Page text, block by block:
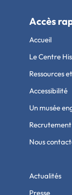
Accès
Accueil
Le Centre
Ressources
Accessibilité
Un musée
Recrutement
Nous
Actualités
Presse